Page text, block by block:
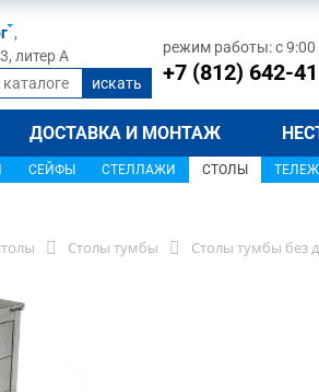
,
литер А
режим работы: с 9:00
+7 (812) 642-
ДОСТАВКА И МОНТАЖ
СЕЙФЫ СТЕЛЛАЖИ СТОЛЫ
Столы тумбы Столы тумбы без